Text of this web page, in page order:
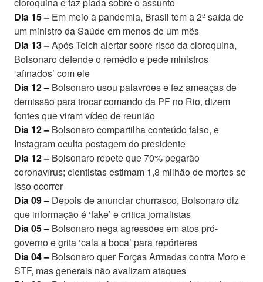
Dia 15 – Em meio à pandemia, Brasil tem a 2ª saída de
um ministro da Saúde em menos de um mês
Dia 13 –Após Teich alertar sobre risco da cloroquina,
Bolsonaro defende o remédio e pede ministros
‘afinados’ com ele
Dia 12 – Bolsonaro usou palavrões e fez ameaças de
demissão para trocar comando da PF no Rio, dizem
fontes que viram vídeo de reunião
Dia 12 – Bolsonaro compartilha conteúdo falso, e
Instagram oculta postagem do presidente
Dia 12 – Bolsonaro repete que 70% pegarão
coronavírus; cientistas estimam 1,8 milhão de mortes se
isso ocorrer
Dia 09 – Depois de anunciar churrasco, Bolsonaro diz
que informação é ‘fake’ e critica jornalistas
Dia 05 – Bolsonaro nega agressões em atos pró-
governo e grita ‘cala a boca’ para repórteres
Dia 04 – Bolsonaro quer Forças Armadas contra Moro e
STF, mas generais não avalizam ataques